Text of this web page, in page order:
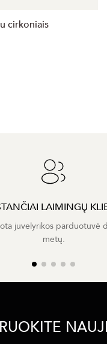
cirkoniais
LAIMINGŲ
juvelyrikos parduotuvė
metų.